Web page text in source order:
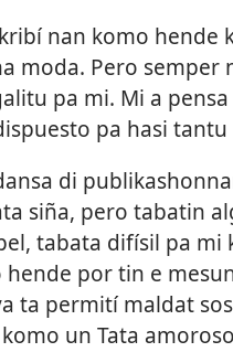
nan komo hende
moda. Pero semper
pa mi. Mi a
pa hasi tantu
di
siña, pero tabatin
tabata difísil pa mi
por tin e
ta permití maldat
un Tata